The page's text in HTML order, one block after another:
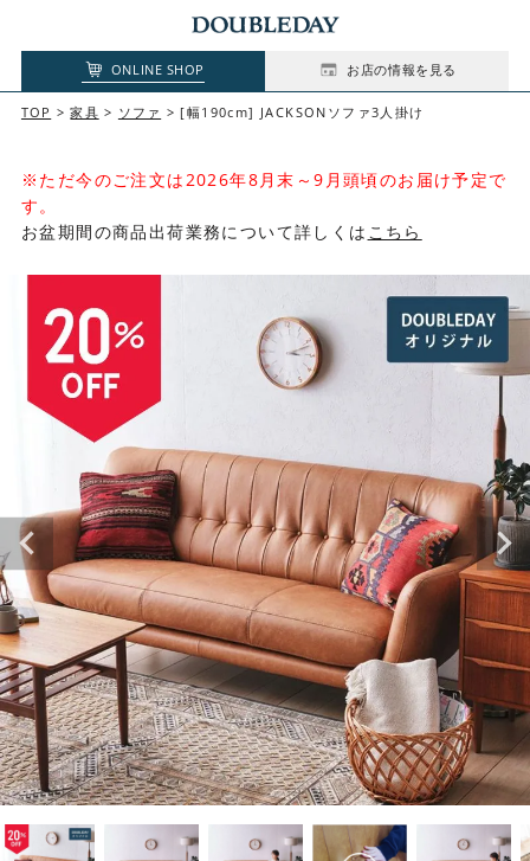
ONLINE SHOP お店の情報を見る
TOP 家具 ソファ [幅190cm] JACKSONソファ3人掛け
※ただ今のご注文は2026年8月末～9月頭頃のお届け予定で
す。
お盆期間の商品出荷業務について詳しくは こちら